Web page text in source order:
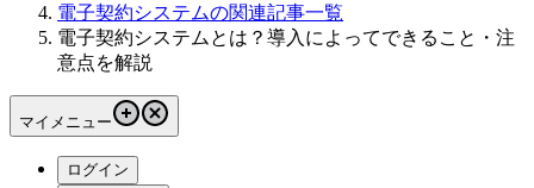
電子契約システムの関連記事一覧
電子契約システムとは？導入によってできること・注
意点を解説
マイメニュー
ログイン